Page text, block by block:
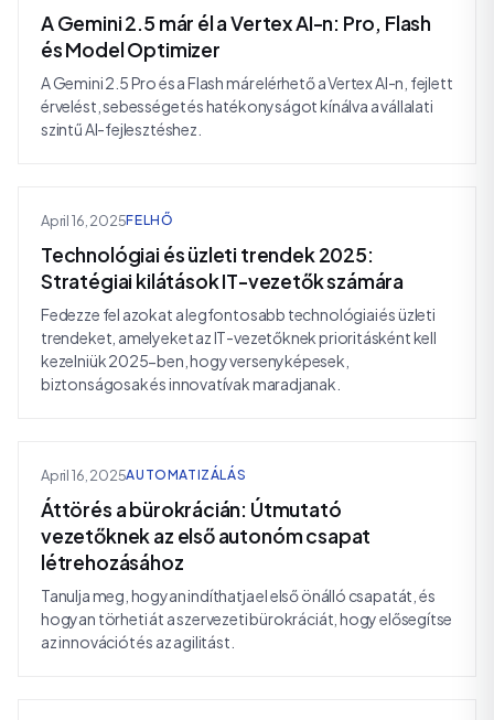
A Gemini 2.5 már él a Vertex AI-n: Pro, Flash
és Model Optimizer
A Gemini 2.5 Pro és a Flash már elérhető a Vertex AI-n, fejlett
érvelést, sebességet és hatékonyságot kínálva a vállalati
szintű AI-fejlesztéshez.
April 16, 2025FELHŐ
Technológiai és üzleti trendek 2025:
Stratégiai kilátások IT-vezetők számára
Fedezze fel azokat a legfontosabb technológiai és üzleti
trendeket, amelyeket az IT-vezetőknek prioritásként kell
kezelniük 2025-ben, hogy versenyképesek,
biztonságosak és innovatívak maradjanak.
April 16, 2025AUTOMATIZÁLÁS
Áttörés a bürokrácián: Útmutató
vezetőknek az első autonóm csapat
létrehozásához
Tanulja meg, hogyan indíthatja el első önálló csapatát, és
hogyan törheti át a szervezeti bürokráciát, hogy elősegítse
az innovációt és az agilitást.